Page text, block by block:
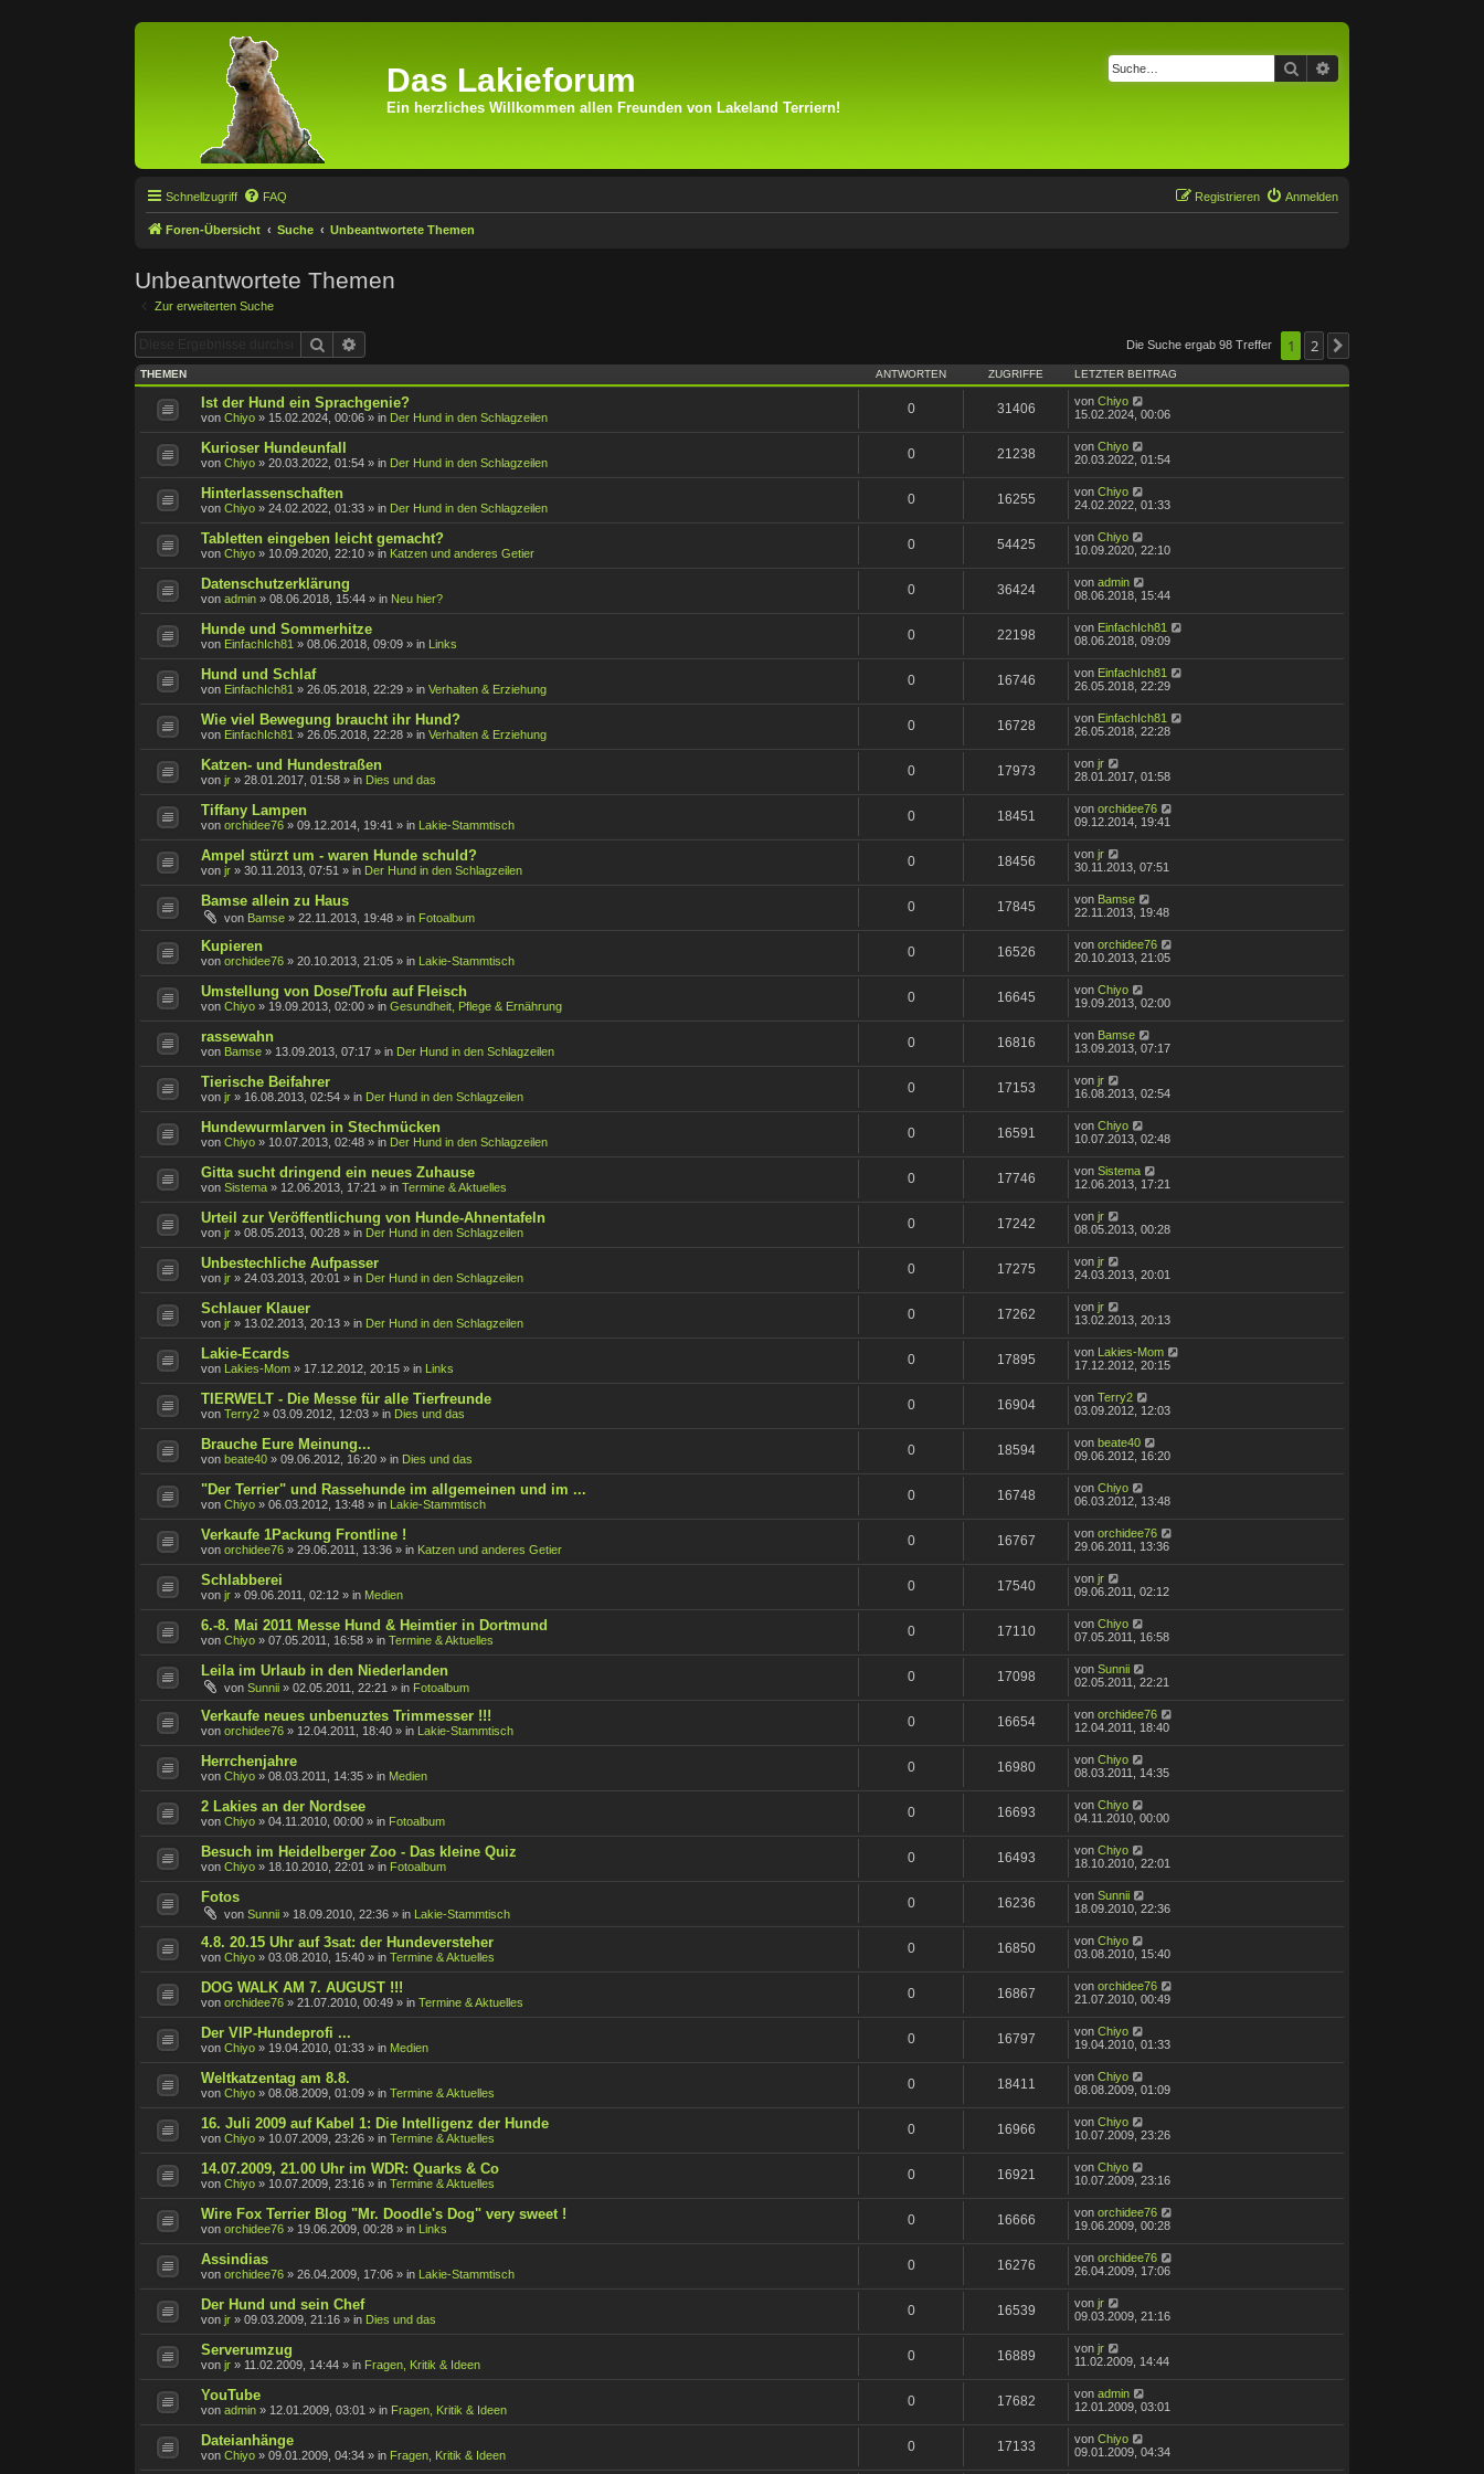
Das Lakieforum
Ein herzliches Willkommen allen Freunden von Lakeland Terriern!
Suche
Schnellzugriff FAQ Anmelden
Registrieren
Foren-Übersicht Suche Unbeantwortete Themen
Unbeantwortete Themen
Zur erweiterten Suche
Suche Die Suche ergab 98 Treffer 1 2
THEMEN ANTWORTEN ZUGRIFFE LETZTER BEITRAG
Ist der Hund ein Sprachgenie?
von Chiyo » 15.02.2024, 00:06 » in Der Hund in den Schlagzeilen
0 31406 von Chiyo
15.02.2024, 00:06
Kurioser Hundeunfall
von Chiyo » 20.03.2022, 01:54 » in Der Hund in den Schlagzeilen
0 21238 von Chiyo
20.03.2022, 01:54
Hinterlassenschaften
von Chiyo » 24.02.2022, 01:33 » in Der Hund in den Schlagzeilen
0 16255 von Chiyo
24.02.2022, 01:33
Tabletten eingeben leicht gemacht?
von Chiyo » 10.09.2020, 22:10 » in Katzen und anderes Getier
0 54425 von Chiyo
10.09.2020, 22:10
Datenschutzerklärung
von admin » 08.06.2018, 15:44 » in Neu hier?
0 36424 von admin
08.06.2018, 15:44
Hunde und Sommerhitze
von EinfachIch81 » 08.06.2018, 09:09 » in Links
0 22198 von EinfachIch81
08.06.2018, 09:09
Hund und Schlaf
von EinfachIch81 » 26.05.2018, 22:29 » in Verhalten & Erziehung
0 16746 von EinfachIch81
26.05.2018, 22:29
Wie viel Bewegung braucht ihr Hund?
von EinfachIch81 » 26.05.2018, 22:28 » in Verhalten & Erziehung
0 16728 von EinfachIch81
26.05.2018, 22:28
Katzen- und Hundestraßen
von jr » 28.01.2017, 01:58 » in Dies und das
0 17973 von jr
28.01.2017, 01:58
Tiffany Lampen
von orchidee76 » 09.12.2014, 19:41 » in Lakie-Stammtisch
0 18451 von orchidee76
09.12.2014, 19:41
Ampel stürzt um - waren Hunde schuld?
von jr » 30.11.2013, 07:51 » in Der Hund in den Schlagzeilen
0 18456 von jr
30.11.2013, 07:51
Bamse allein zu Haus
von Bamse » 22.11.2013, 19:48 » in Fotoalbum
0 17845 von Bamse
22.11.2013, 19:48
Kupieren
von orchidee76 » 20.10.2013, 21:05 » in Lakie-Stammtisch
0 16526 von orchidee76
20.10.2013, 21:05
Umstellung von Dose/Trofu auf Fleisch
von Chiyo » 19.09.2013, 02:00 » in Gesundheit, Pflege & Ernährung
0 16645 von Chiyo
19.09.2013, 02:00
rassewahn
von Bamse » 13.09.2013, 07:17 » in Der Hund in den Schlagzeilen
0 16816 von Bamse
13.09.2013, 07:17
Tierische Beifahrer
von jr » 16.08.2013, 02:54 » in Der Hund in den Schlagzeilen
0 17153 von jr
16.08.2013, 02:54
Hundewurmlarven in Stechmücken
von Chiyo » 10.07.2013, 02:48 » in Der Hund in den Schlagzeilen
0 16591 von Chiyo
10.07.2013, 02:48
Gitta sucht dringend ein neues Zuhause
von Sistema » 12.06.2013, 17:21 » in Termine & Aktuelles
0 17746 von Sistema
12.06.2013, 17:21
Urteil zur Veröffentlichung von Hunde-Ahnentafeln
von jr » 08.05.2013, 00:28 » in Der Hund in den Schlagzeilen
0 17242 von jr
08.05.2013, 00:28
Unbestechliche Aufpasser
von jr » 24.03.2013, 20:01 » in Der Hund in den Schlagzeilen
0 17275 von jr
24.03.2013, 20:01
Schlauer Klauer
von jr » 13.02.2013, 20:13 » in Der Hund in den Schlagzeilen
0 17262 von jr
13.02.2013, 20:13
Lakie-Ecards
von Lakies-Mom » 17.12.2012, 20:15 » in Links
0 17895 von Lakies-Mom
17.12.2012, 20:15
TIERWELT - Die Messe für alle Tierfreunde
von Terry2 » 03.09.2012, 12:03 » in Dies und das
0 16904 von Terry2
03.09.2012, 12:03
Brauche Eure Meinung...
von beate40 » 09.06.2012, 16:20 » in Dies und das
0 18594 von beate40
09.06.2012, 16:20
"Der Terrier" und Rassehunde im allgemeinen und im ...
von Chiyo » 06.03.2012, 13:48 » in Lakie-Stammtisch
0 16748 von Chiyo
06.03.2012, 13:48
Verkaufe 1Packung Frontline !
von orchidee76 » 29.06.2011, 13:36 » in Katzen und anderes Getier
0 16767 von orchidee76
29.06.2011, 13:36
Schlabberei
von jr » 09.06.2011, 02:12 » in Medien
0 17540 von jr
09.06.2011, 02:12
6.-8. Mai 2011 Messe Hund & Heimtier in Dortmund
von Chiyo » 07.05.2011, 16:58 » in Termine & Aktuelles
0 17110 von Chiyo
07.05.2011, 16:58
Leila im Urlaub in den Niederlanden
von Sunnii » 02.05.2011, 22:21 » in Fotoalbum
0 17098 von Sunnii
02.05.2011, 22:21
Verkaufe neues unbenuztes Trimmesser !!!
von orchidee76 » 12.04.2011, 18:40 » in Lakie-Stammtisch
0 16654 von orchidee76
12.04.2011, 18:40
Herrchenjahre
von Chiyo » 08.03.2011, 14:35 » in Medien
0 16980 von Chiyo
08.03.2011, 14:35
2 Lakies an der Nordsee
von Chiyo » 04.11.2010, 00:00 » in Fotoalbum
0 16693 von Chiyo
04.11.2010, 00:00
Besuch im Heidelberger Zoo - Das kleine Quiz
von Chiyo » 18.10.2010, 22:01 » in Fotoalbum
0 16493 von Chiyo
18.10.2010, 22:01
Fotos
von Sunnii » 18.09.2010, 22:36 » in Lakie-Stammtisch
0 16236 von Sunnii
18.09.2010, 22:36
4.8. 20.15 Uhr auf 3sat: der Hundeversteher
von Chiyo » 03.08.2010, 15:40 » in Termine & Aktuelles
0 16850 von Chiyo
03.08.2010, 15:40
DOG WALK AM 7. AUGUST !!!
von orchidee76 » 21.07.2010, 00:49 » in Termine & Aktuelles
0 16867 von orchidee76
21.07.2010, 00:49
Der VIP-Hundeprofi ...
von Chiyo » 19.04.2010, 01:33 » in Medien
0 16797 von Chiyo
19.04.2010, 01:33
Weltkatzentag am 8.8.
von Chiyo » 08.08.2009, 01:09 » in Termine & Aktuelles
0 18411 von Chiyo
08.08.2009, 01:09
16. Juli 2009 auf Kabel 1: Die Intelligenz der Hunde
von Chiyo » 10.07.2009, 23:26 » in Termine & Aktuelles
0 16966 von Chiyo
10.07.2009, 23:26
14.07.2009, 21.00 Uhr im WDR: Quarks & Co
von Chiyo » 10.07.2009, 23:16 » in Termine & Aktuelles
0 16921 von Chiyo
10.07.2009, 23:16
Wire Fox Terrier Blog "Mr. Doodle's Dog" very sweet !
von orchidee76 » 19.06.2009, 00:28 » in Links
0 16666 von orchidee76
19.06.2009, 00:28
Assindias
von orchidee76 » 26.04.2009, 17:06 » in Lakie-Stammtisch
0 16276 von orchidee76
26.04.2009, 17:06
Der Hund und sein Chef
von jr » 09.03.2009, 21:16 » in Dies und das
0 16539 von jr
09.03.2009, 21:16
Serverumzug
von jr » 11.02.2009, 14:44 » in Fragen, Kritik & Ideen
0 16889 von jr
11.02.2009, 14:44
YouTube
von admin » 12.01.2009, 03:01 » in Fragen, Kritik & Ideen
0 17682 von admin
12.01.2009, 03:01
Dateianhänge
von Chiyo » 09.01.2009, 04:34 » in Fragen, Kritik & Ideen
0 17133 von Chiyo
09.01.2009, 04:34